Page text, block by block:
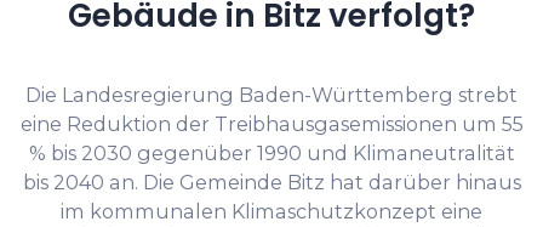
Gebäude in Bitz verfolgt?
Die Landesregierung Baden-Württemberg strebt
eine Reduktion der Treibhausgasemissionen um 55
% bis 2030 gegenüber 1990 und Klimaneutralität
bis 2040 an. Die Gemeinde Bitz hat darüber hinaus
im kommunalen Klimaschutzkonzept eine